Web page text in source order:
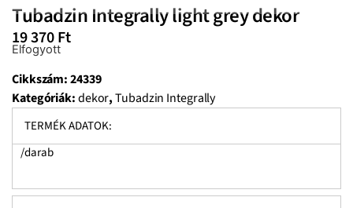
Tubadzin Integrally light grey dekor
19 370Ft
Elfogyott
Cikkszám:24339
Kategóriák:dekor,Tubadzin Integrally
TERMÉK ADATOK:
/darab